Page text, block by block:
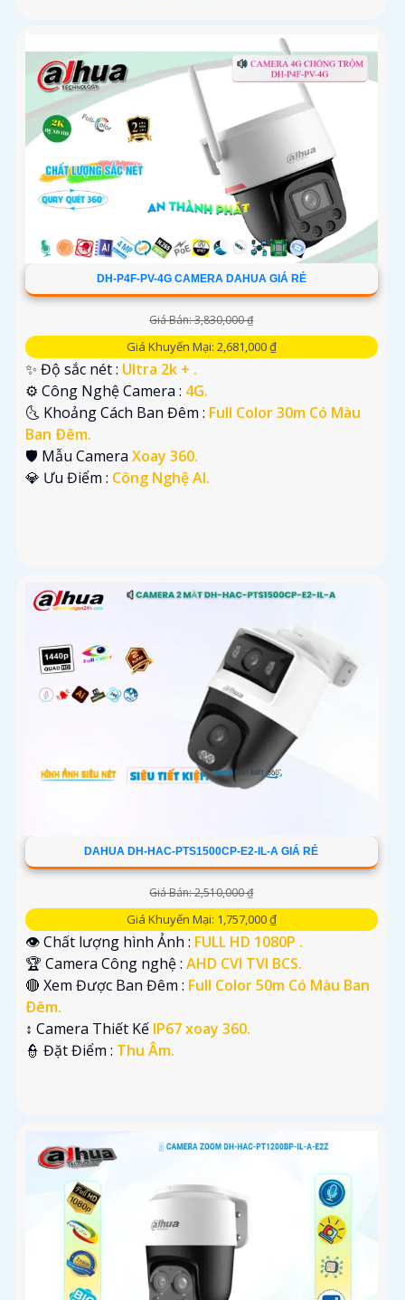
DH-P4F-PV-4G CAMERA DAHUA GIÁ RẺ
Giá Bán: 3,830,000 ₫
Giá Khuyến Mại: 2,681,000 ₫
✨ Độ sắc nét : Ultra 2k + .
⚙ Công Nghệ Camera : 4G.
🌜 Khoảng Cách Ban Đêm : Full Color 30m Có Màu
Ban Ðêm.
🛡 Mẫu Camera Xoay 360.
️💎 Ưu Điểm : Công Nghệ AI.
DAHUA DH-HAC-PTS1500CP-E2-IL-A GIÁ RẺ
Giá Bán: 2,510,000 ₫
Giá Khuyến Mại: 1,757,000 ₫
👁 Chất lượng hình Ảnh : FULL HD 1080P .
🏆 Camera Công nghệ : AHD CVI TVI BCS.
🔴 Xem Được Ban Đêm : Full Color 50m Có Màu Ban
Ðêm.
↕️ Camera Thiết Kế IP67 xoay 360.
️👮 Đặt Điểm : Thu Âm.